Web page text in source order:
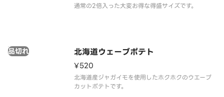
通常の2倍入った大変お得な得盛サイズです。
北海道ウェーブポテト
品切れ
¥520
北海道産ジャガイモを使用したホクホクのウエーブ
カットポテトです。